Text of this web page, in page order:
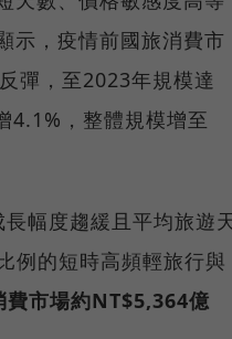
示，疫情前國旅消費市
彈，至2023年規模達
4.1%，整體規模增至
幅度趨緩且平均旅遊
例的短時高頻輕旅行與
市場約NT$5,364億